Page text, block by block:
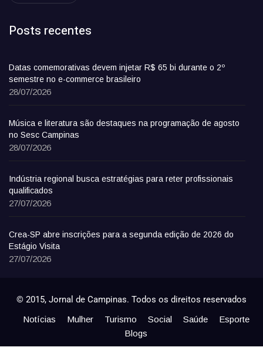
Posts recentes
Datas comemorativas devem injetar R$ 65 bi durante o 2º
semestre no e-commerce brasileiro
28/07/2026
Música e literatura são destaques na programação de agosto
no Sesc Campinas
28/07/2026
Indústria regional busca estratégias para reter profissionais
qualificados
27/07/2026
Crea-SP abre inscrições para a segunda edição de 2026 do
Estágio Visita
27/07/2026
© 2015, Jornal de Campinas. Todos os direitos reservados
Notícias Mulher Turismo Social Saúde
Esporte
Blogs